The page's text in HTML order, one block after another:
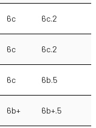
6c 6c.2
6c 6c.2
6c 6b.5
6b+ 6b+.5